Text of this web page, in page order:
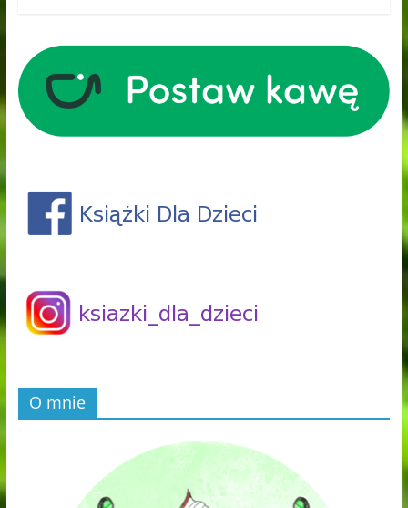
O mnie